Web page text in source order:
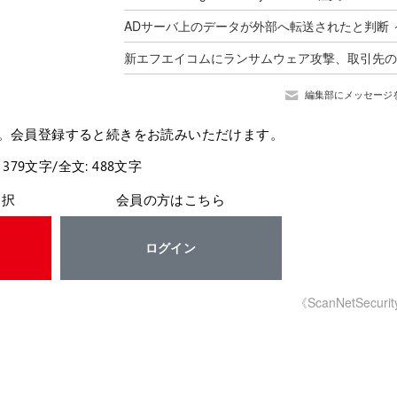
編集部にメッセージ
会員登録すると続きをお読みいただけます。
文字/全文: 488文字
会員の方はこちら
ログイン
《